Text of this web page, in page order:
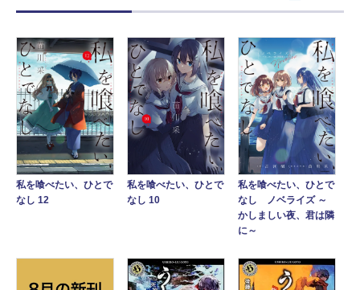
私を喰べたい、ひとで
なし 12
私を喰べたい、ひとで
なし 10
私を喰べたい、ひとで
なし ノベライズ ～
かしましい夜、君は隣
に～